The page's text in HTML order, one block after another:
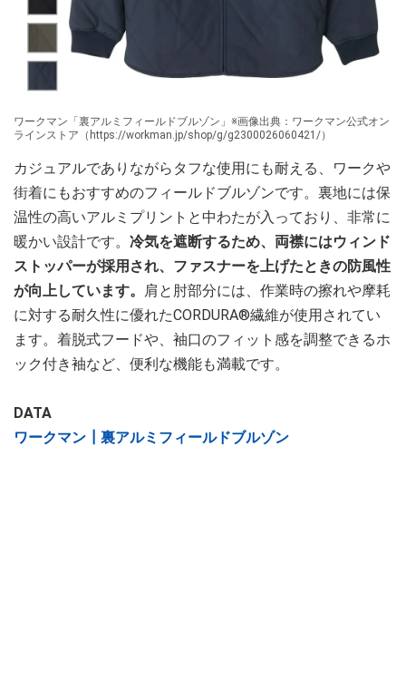
ワークマン「裏アルミフィールドブルゾン」※画像出典：ワークマン公式オン
ラインストア（https://workman.jp/shop/g/g2300026060421/）
カジュアルでありながらタフな使用にも耐える、ワークや
街着にもおすすめのフィールドブルゾンです。裏地には保
温性の高いアルミプリントと中わたが入っており、非常に
暖かい設計です。 冷気を遮断するため、両襟にはウィンド
ストッパーが採用され、ファスナーを上げたときの防風性
が向上しています。 肩と肘部分には、作業時の擦れや摩耗
に対する耐久性に優れたCORDURA®繊維が使用されてい
ます。着脱式フードや、袖口のフィット感を調整できるホ
ック付き袖など、便利な機能も満載です。
DATA
ワークマン┃裏アルミフィールドブルゾン